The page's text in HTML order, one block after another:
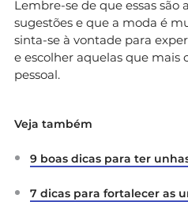
Lembre-se de que essas são
sugestões e que a moda é
sinta-se à vontade para
e escolher aquelas que
pessoal.
Veja também
9 boas dicas para ter
7 dicas para fortalecer as